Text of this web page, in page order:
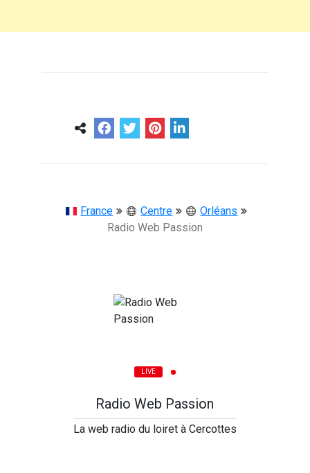
France Centre
Orléans
Radio Web Passion
LIVE
Radio Web Passion
La web radio du loiret à Cercottes